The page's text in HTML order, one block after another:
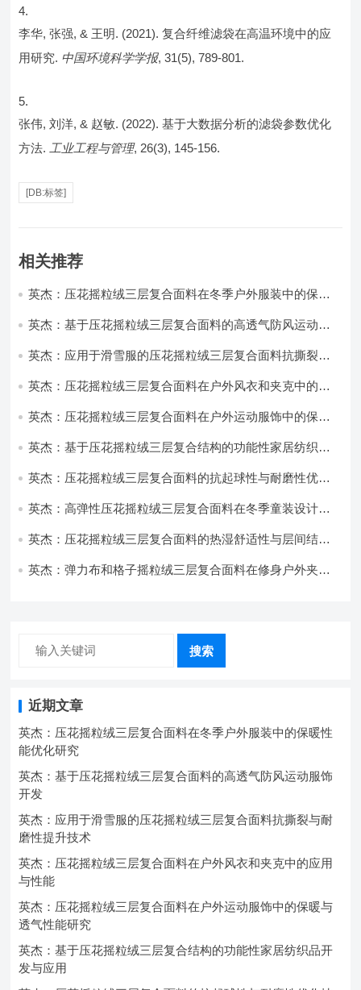
李华, 张强, & 王明. (2021). 复合纤维滤袋在高温环境中的应
用研究. 中国环境科学学报, 31(5), 789-801.
张伟, 刘洋, & 赵敏. (2022). 基于大数据分析的滤袋参数优化
方法. 工业工程与管理, 26(3), 145-156.
[DB:标签]
相关推荐
英杰：压花摇粒绒三层复合面料在冬季户外服装中的保暖
英杰：基于压花摇粒绒三层复合面料的高透气防风运动服
英杰：应用于滑雪服的压花摇粒绒三层复合面料抗撕裂与
英杰：压花摇粒绒三层复合面料在户外风衣和夹克中的应
英杰：压花摇粒绒三层复合面料在户外运动服饰中的保暖
英杰：基于压花摇粒绒三层复合结构的功能性家居纺织品
英杰：压花摇粒绒三层复合面料的抗起球性与耐磨性优化
英杰：高弹性压花摇粒绒三层复合面料在冬季童装设计中
英杰：压花摇粒绒三层复合面料的热湿舒适性与层间结合
英杰：弹力布和格子摇粒绒三层复合面料在修身户外夹克
搜索
近期文章
英杰：压花摇粒绒三层复合面料在冬季户外服装中的保暖性
能优化研究
英杰：基于压花摇粒绒三层复合面料的高透气防风运动服饰
开发
英杰：应用于滑雪服的压花摇粒绒三层复合面料抗撕裂与耐
磨性提升技术
英杰：压花摇粒绒三层复合面料在户外风衣和夹克中的应用
与性能
英杰：压花摇粒绒三层复合面料在户外运动服饰中的保暖与
透气性能研究
英杰：基于压花摇粒绒三层复合结构的功能性家居纺织品开
发与应用